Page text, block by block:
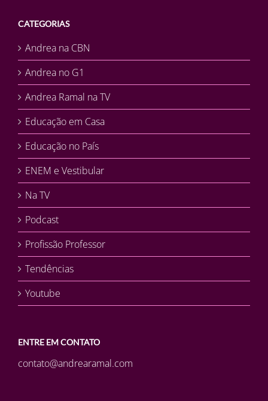
CATEGORIAS
Andrea na CBN
Andrea no G1
Andrea Ramal na TV
Educação em Casa
Educação no País
ENEM e Vestibular
Na TV
Podcast
Profissão Professor
Tendências
Youtube
ENTRE EM CONTATO
contato@andrearamal.com